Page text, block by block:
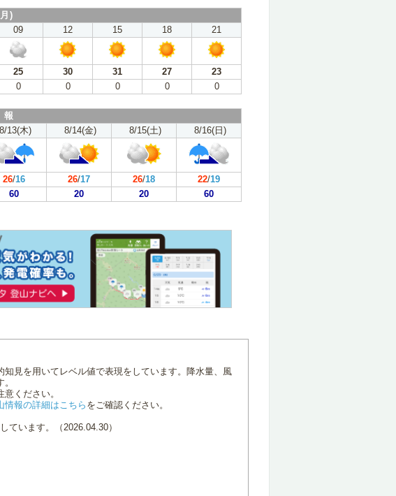
)
09 12 15 18
21
25 30 31 27
23
0 0 0 0 0
8/13(木) 8/14(金) 8/15(土) 8/16(日)
26/16 26/17 26/18 22/19
60 20 20 60
見を用いてレベル値で表現をしています。降水量、風
ください。
情報の詳細はこちらをご確認ください。
ています。（2026.04.30）